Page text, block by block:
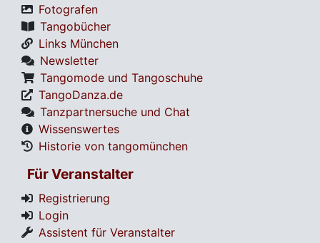
Fotografen
Tangobücher
Links München
Newsletter
Tangomode und Tangoschuhe
TangoDanza.de
Tanzpartnersuche und Chat
Wissenswertes
Historie von tangomünchen
Für Veranstalter
Registrierung
Login
Assistent für Veranstalter